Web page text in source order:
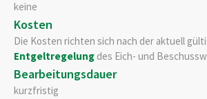
keine
Kosten
Die Kosten richten sich nach der aktuell
Entgeltregelung des Eich- und
Bearbeitungsdauer
kurzfristig